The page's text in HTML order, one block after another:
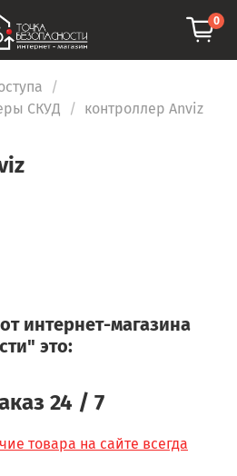
0
СКУД
контроллер Anviz
интернет-магазина
это:
24 / 7
товара на сайте всегда